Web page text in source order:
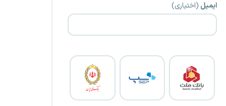
ایمیل (اختیاری)